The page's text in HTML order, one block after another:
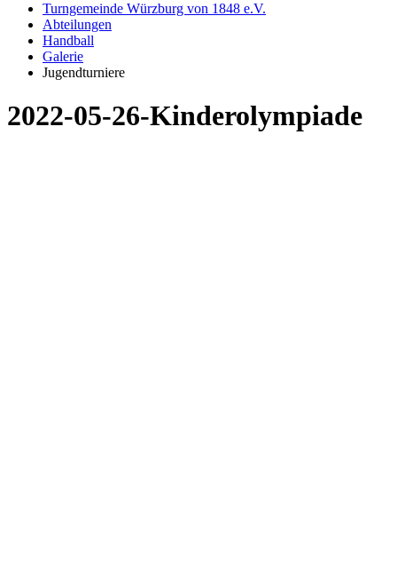
Turngemeinde Würzburg von 1848 e.V.
Abteilungen
Handball
Galerie
Jugendturniere
2022-05-26-Kinderolympiade